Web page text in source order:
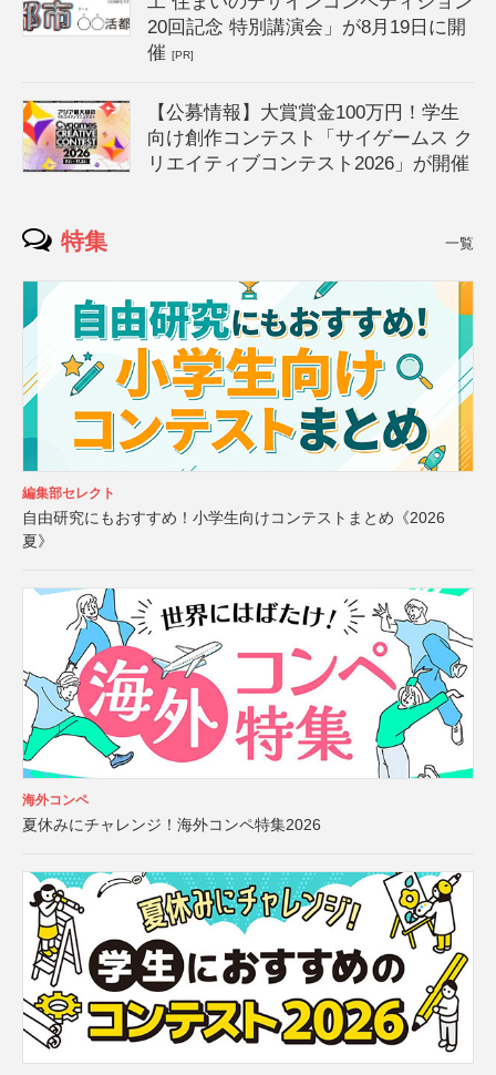
20回記念 特別講演会」が8月19日に開
催[PR]
【公募情報】大賞賞金100万円！学生
向け創作コンテスト「サイゲームス ク
リエイティブコンテスト2026」が開催
特集 一覧
編集部セレクト
自由研究にもおすすめ！小学生向けコンテストまとめ《2026
夏》
海外コンペ
夏休みにチャレンジ！海外コンペ特集2026